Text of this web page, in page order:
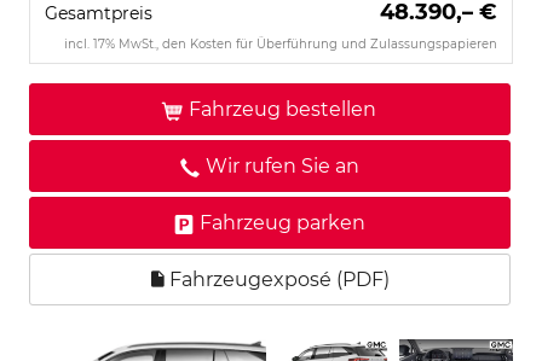
Gesamtpreis 48.390,– €
incl. 17% MwSt., den Kosten für Überführung und Zulassungspapieren
Fahrzeug bestellen
Wir rufen Sie an
Fahrzeug parken
Fahrzeugexposé (PDF)